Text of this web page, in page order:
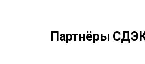
Партнёры